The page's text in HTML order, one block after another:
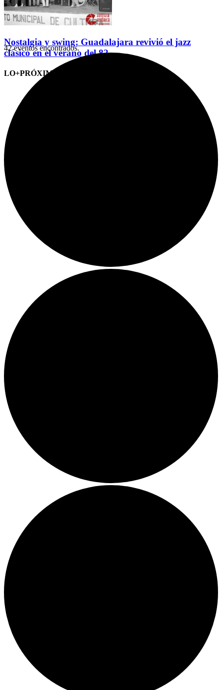
Nostalgia y swing: Guadalajara revivió el jazz
clásico en el verano del 82
LO+PRÓXIMO (CITAS)
42 eventos encontrados.